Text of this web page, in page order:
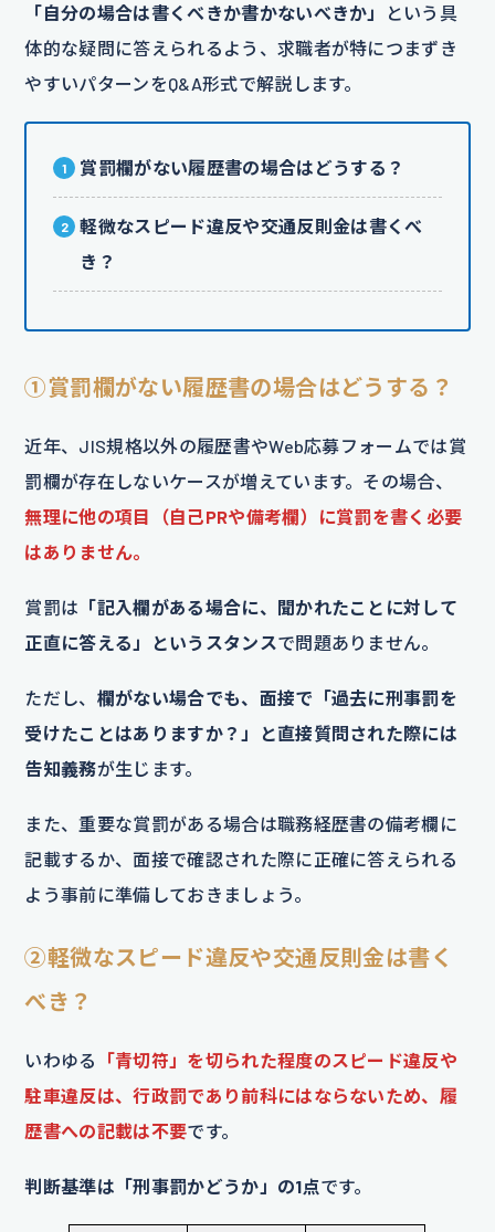
「自分の場合は書くべきか書かないべきか」
という具
体的な疑問に答えられるよう、求職者が特につまずき
やすいパターンをQ&A形式で解説します。
賞罰欄がない履歴書の場合はどうする？
軽微なスピード違反や交通反則金は書くべ
き？
①賞罰欄がない履歴書の場合はどうする？
近年、JIS規格以外の履歴書やWeb応募フォームでは賞
罰欄が存在しないケースが増えています。その場合、
無理に他の項目（自己PRや備考欄）に賞罰を書く必要
はありません。
賞罰は 「記入欄がある場合に、聞かれたことに対して
正直に答える」というスタンスで問題ありません。
ただし、 欄がない場合でも、面接で「過去に刑事罰を
受けたことはありますか？」と直接質問された際には
告知義務が生じます。
また、重要な賞罰がある場合は職務経歴書の備考欄に
記載するか、面接で確認された際に正確に答えられる
よう事前に準備しておきましょう。
②軽微なスピード違反や交通反則金は書く
べき？
いわゆる
「青切符」を切られた程度のスピード違反や
駐車違反は、行政罰であり前科にはならないため、履
歴書への記載は不要です。
判断基準は「刑事罰かどうか」の1点です。